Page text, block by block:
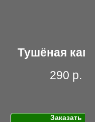
Тушёная
290 р.
Заказать